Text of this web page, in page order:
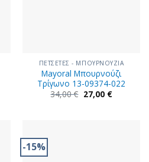
ΠΕΤΣΕΤΕΣ - ΜΠΟΥΡΝΟΥΖΙΑ
Mayoral Μπουρνούζι
Τρίγωνο 13-09374-022
34,00€ Original
price
27,00 €Η
τρέχουσα
-15%